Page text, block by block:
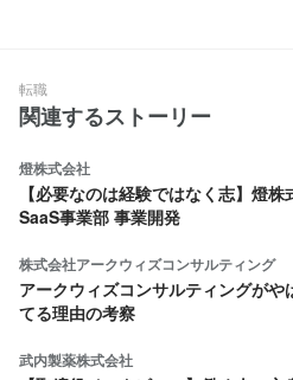
転職
関連するストーリー
燈株式会社
【必要なのは経験ではなく志】燈株
SaaS事業部 事業開発
株式会社アークウィズコンサルティング
アークウィズコンサルティングがや
てる理由の考察
武内製薬株式会社